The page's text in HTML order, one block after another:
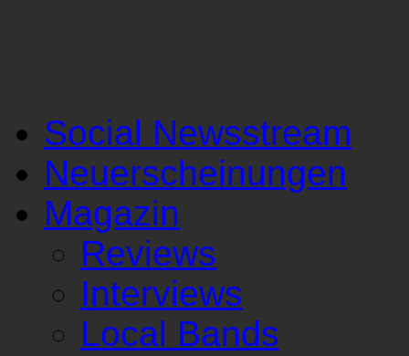
Social Newsstream
Neuerscheinungen
Magazin
Reviews
Interviews
Local Bands